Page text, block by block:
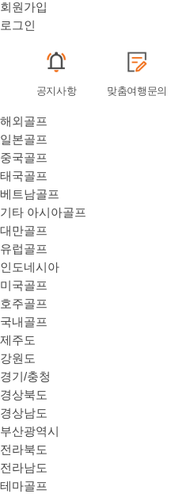
회원가입
로그인
공지사항 맞춤여행문의
해외골프
일본골프
중국골프
태국골프
베트남골프
기타 아시아골프
대만골프
유럽골프
인도네시아
미국골프
호주골프
국내골프
제주도
강원도
경기/충청
경상북도
경상남도
부산광역시
전라북도
전라남도
테마골프